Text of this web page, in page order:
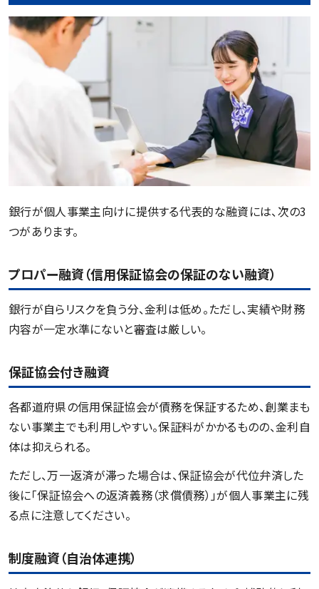
銀行が個人事業主向けに提供する代表的な融資には、次の3
つがあります。
プロパー融資（信用保証協会の保証のない融資）
銀行が自らリスクを負う分、金利は低め。ただし、実績や財務
内容が一定水準にないと審査は厳しい。
保証協会付き融資
各都道府県の信用保証協会が債務を保証するため、創業まも
ない事業主でも利用しやすい。保証料がかかるものの、金利自
体は抑えられる。
ただし、万一返済が滞った場合は、保証協会が代位弁済した
後に「保証協会への返済義務（求償債務）」が個人事業主に残
る点に注意してください。
制度融資（自治体連携）